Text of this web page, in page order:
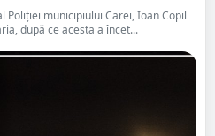
Poliției municipiului Carei, Ioan Copil
după ce acesta a încet...